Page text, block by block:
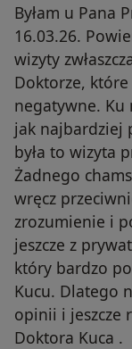
Byłam u Pana
16.03.26.
wizyty
Doktorze,
negatywne. Ku
jak najbardziej
była to wizyta
Żadnego
wręcz
zrozumienie i
jeszcze z
który bardzo
Kucu. Dlatego
opinii i jeszcze
Doktora Kuca .